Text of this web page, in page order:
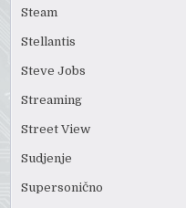
Steam
Stellantis
Steve Jobs
Streaming
Street View
Sudjenje
Supersonično